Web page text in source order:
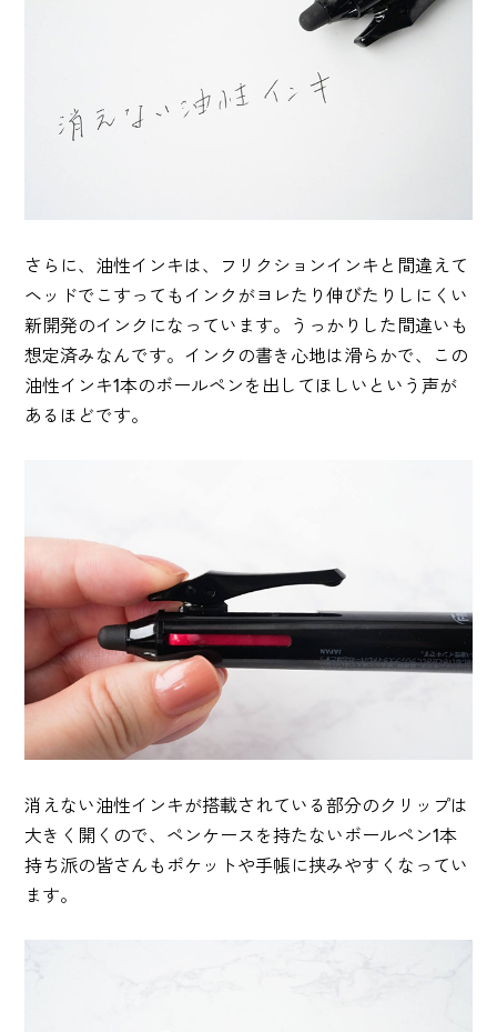
さらに、油性インキは、フリクションインキと間違えて
ヘッドでこすってもインクがヨレたり伸びたりしにくい
新開発のインクになっています。うっかりした間違いも
想定済みなんです。インクの書き心地は滑らかで、この
油性インキ1本のボールペンを出してほしいという声が
あるほどです。
消えない油性インキが搭載されている部分のクリップは
大きく開くので、ペンケースを持たないボールペン1本
持ち派の皆さんもポケットや手帳に挟みやすくなってい
ます。